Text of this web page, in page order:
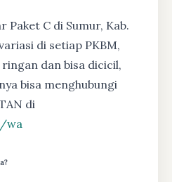
Paket C di Sumur, Kab.
di setiap PKBM,
dan bisa dicicil,
bisa menghubungi
di
wa